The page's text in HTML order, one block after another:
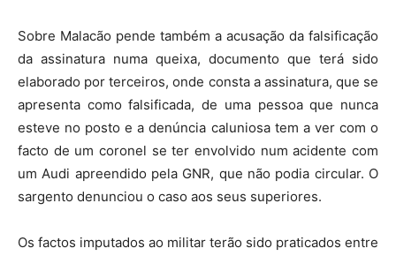
Sobre Malacão pende também a acusação da falsificação
da assinatura numa queixa, documento que terá sido
elaborado por terceiros, onde consta a assinatura, que se
apresenta como falsificada, de uma pessoa que nunca
esteve no posto e a denúncia caluniosa tem a ver com o
facto de um coronel se ter envolvido num acidente com
um Audi apreendido pela GNR, que não podia circular. O
sargento denunciou o caso aos seus superiores.
Os factos imputados ao militar terão sido praticados entre